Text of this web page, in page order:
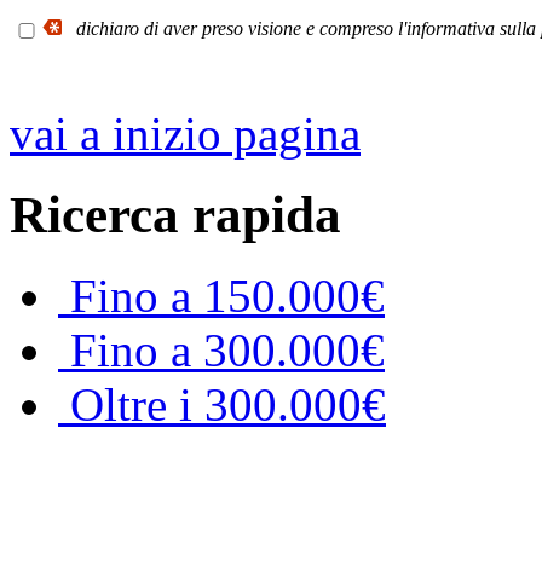
dichiaro di aver preso visione e compreso l'informativa sulla
vai a inizio pagina
Ricerca rapida
Fino a 150.000€
Fino a 300.000€
Oltre i 300.000€